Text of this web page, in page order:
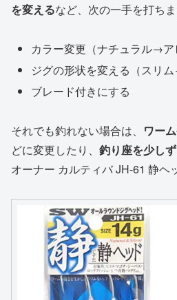
を変えるなど、次の一手を打ちま
カラー変更（ナチュラル→ア
ジグの形状を変える（スリ
ブレード付きにする
それでも釣れない場合は、 ワー
どに変更したり、 釣り座を少し
オーナー カルティバ JH-61 静ヘ